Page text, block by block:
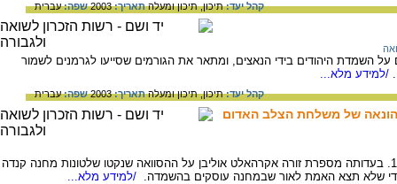
קהל יעד:תיכון,תיכון ומעלהתאריך:2003 שפה:עברית
השמדת היהודים בידי הנאצים, ומתאר את הגורמים שסייעו לגרמנים לשמור
/למידע מלא...
קהל יעד:תיכון,תיכון ומעלהתאריך:2003 שפה:עברית
של משלחת הצלב האדום
אוליבן אקרהאלט, זורה, ילידת יוגוסלביה, 1923. בעדותה מספרת זורה אקרהאלט אוליבן על ההסוואה שנקטו שלטונות מחנה קנדה
שלא תצא האמת לאור שבמחנה עוסקים בהשמדה.
/למידע מלא...